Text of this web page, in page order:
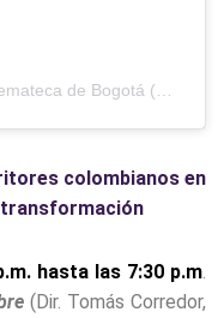
colombianos en
transformación
hasta las 7:30 p.m.
(Dir. Tomás Corredor,